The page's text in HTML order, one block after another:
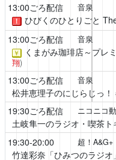
13:00ごろ配信 音泉
！ ひびくのひとりごと
13:00ごろ配信 音泉
￥ くまがみ珈琲店～プレ
翔)
13:00ごろ配信 音泉
松井恵理子のにじらじっ！
19:30ごろ配信 ニコニコ
土岐隼一のラジオ・喫茶ト
19:30-20:00 超！A&G+
竹達彩奈「ひみつのラジオ